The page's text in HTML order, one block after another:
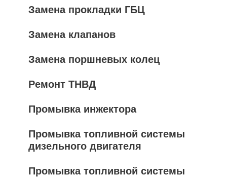
Замена прокладки ГБЦ
Замена клапанов
Замена поршневых колец
Ремонт ТНВД
Промывка инжектора
Промывка топливной системы
дизельного двигателя
Промывка топливной системы